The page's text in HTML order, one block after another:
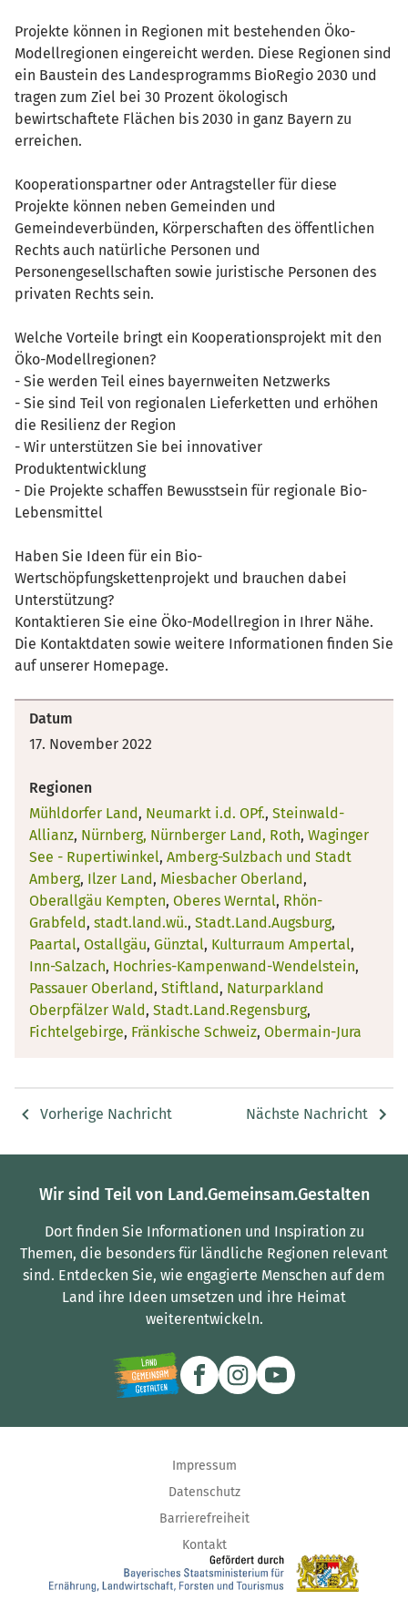
Projekte können in Regionen mit bestehenden Öko-
Modellregionen eingereicht werden. Diese Regionen sind
ein Baustein des Landesprogramms BioRegio 2030 und
tragen zum Ziel bei 30 Prozent ökologisch
bewirtschaftete Flächen bis 2030 in ganz Bayern zu
erreichen.
Kooperationspartner oder Antragsteller für diese
Projekte können neben Gemeinden und
Gemeindeverbünden, Körperschaften des öffentlichen
Rechts auch natürliche Personen und
Personengesellschaften sowie juristische Personen des
privaten Rechts sein.
Welche Vorteile bringt ein Kooperationsprojekt mit den
Öko-Modellregionen?
- Sie werden Teil eines bayernweiten Netzwerks
- Sie sind Teil von regionalen Lieferketten und erhöhen
die Resilienz der Region
- Wir unterstützen Sie bei innovativer
Produktentwicklung
- Die Projekte schaffen Bewusstsein für regionale Bio-
Lebensmittel
Haben Sie Ideen für ein Bio-
Wertschöpfungskettenprojekt und brauchen dabei
Unterstützung?
Kontaktieren Sie eine Öko-Modellregion in Ihrer Nähe.
Die Kontaktdaten sowie weitere Informationen finden Sie
auf unserer Homepage.
Datum
17. November 2022
Regionen
Mühldorfer Land, Neumarkt i.d. OPf., Steinwald-
Allianz, Nürnberg, Nürnberger Land, Roth, Waginger
See - Rupertiwinkel, Amberg-Sulzbach und Stadt
Amberg, Ilzer Land, Miesbacher Oberland,
Oberallgäu Kempten, Oberes Werntal, Rhön-
Grabfeld, stadt.land.wü., Stadt.Land.Augsburg,
Paartal, Ostallgäu, Günztal, Kulturraum Ampertal,
Inn-Salzach, Hochries-Kampenwand-Wendelstein,
Passauer Oberland, Stiftland, Naturparkland
Oberpfälzer Wald, Stadt.Land.Regensburg,
Fichtelgebirge, Fränkische Schweiz, Obermain-Jura
Vorherige Nachricht Nächste Nachricht
Wir sind Teil von Land.Gemeinsam.Gestalten
Dort finden Sie Informationen und Inspiration zu
Themen, die besonders für ländliche Regionen relevant
sind. Entdecken Sie, wie engagierte Menschen auf dem
Land ihre Ideen umsetzen und ihre Heimat
weiterentwickeln.
Impressum
Datenschutz
Barrierefreiheit
Kontakt